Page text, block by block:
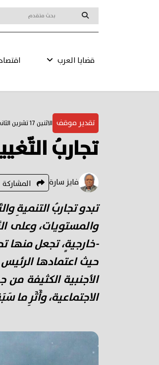
قضايا العرب
تقدير موقف الاثنين 17 تشرين الثاني 2025
تجاربُ
فايز سارة المشاركة
تبدو تجاربُ التنميةِ
والمستويات، وعلى
-خارجيةٍ، تجعل منها
حيث اعتمادها
الأجنبية الكثيفة
الاجتماعية، وأَثَرِ ما